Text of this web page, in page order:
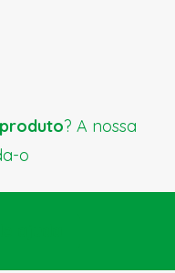
? A nossa
o